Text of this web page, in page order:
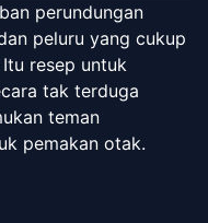
perundungan
peluru yang cukup
resep untuk
tak terduga
teman
pemakan otak.
pesta
dengan senapan.